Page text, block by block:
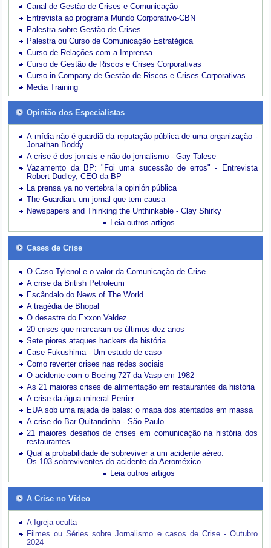
Canal de Gestão de Crises e Comunicação
Entrevista ao programa Mundo Corporativo-CBN
Palestra sobre Gestão de Crises
Palestra ou Curso de Comunicação Estratégica
Curso de Relações com a Imprensa
Curso de Gestão de Riscos e Crises Corporativas
Curso in Company de Gestão de Riscos e Crises Corporativas
Media Training
Opinião dos Especialistas
A mídia não é guardiã da reputação pública de uma organização -
Jonathan Boddy
A crise é dos jornais e não do jornalismo - Gay Talese
Vazamento da BP: "Foi uma sucessão de erros" - Entrevista
Robert Dudley, CEO da BP
La prensa ya no vertebra la opinión pública
The Guardian: um jornal que tem causa
Newspapers and Thinking the Unthinkable - Clay Shirky
Leia outros artigos
Cases de Crise
O Caso Tylenol e o valor da Comunicação de Crise
A crise da British Petroleum
Escândalo do News of The World
A tragédia de Bhopal
O desastre do Exxon Valdez
20 crises que marcaram os últimos dez anos
Sete piores ataques hackers da história
Case Fukushima - Um estudo de caso
Como reverter crises nas redes sociais
O acidente com o Boeing 727 da Vasp em 1982
As 21 maiores crises de alimentação em restaurantes da história
A crise da água mineral Perrier
EUA sob uma rajada de balas: o mapa dos atentados em massa
A crise do Bar Quitandinha - São Paulo
21 maiores desafios de crises em comunicação na história dos
restaurantes
Qual a probabilidade de sobreviver a um acidente aéreo.
Os 103 sobreviventes do acidente da Aeroméxico
Leia outros artigos
A Crise no Vídeo
A Igreja oculta
Filmes ou Séries sobre Jornalismo e casos de Crise - Outubro
2024